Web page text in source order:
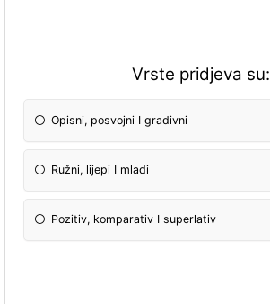
Vrste pridjeva su:
Opisni, posvojni I gradivni
Ružni, lijepi I mladi
Pozitiv, komparativ I superlativ